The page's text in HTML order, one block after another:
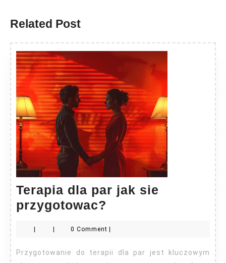
Related Post
Terapia dla par jak sie
przygotowac?
par
jak
0 Comment
Przygotowanie do terapii dla par jest kluczowym